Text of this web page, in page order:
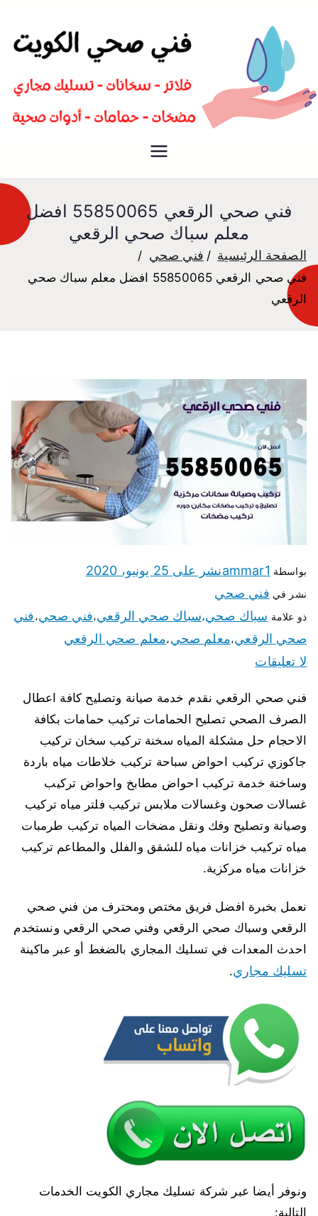
سباك صحي تسليك مجاري افضل
فني صحي الرقعي 55850065 افضل
معلم سباك صحي الرقعي
الصفحة الرئيسية فني صحي
فني صحي الرقعي 55850065 افضل معلم سباك صحي
الرقعي
بواسطة ammar1نشر على 25 يونيو، 2020
نشر في فني صحي
ذو علامة سباك صحي،سباك صحي الرقعي،فني صحي،فني
صحي الرقعي،معلم صحي،معلم صحي الرقعي
لا تعليقات
فني صحي الرقعي نقدم خدمة صيانة وتصليح كافة اعطال
الصرف الصحي تصليح الحمامات تركيب حمامات بكافة
الاحجام حل مشكلة المياه سخنة تركيب سخان تركيب
جاكوزي تركيب احواض سباحة تركيب خلاطات مياه باردة
وساخنة خدمة تركيب احواض مطابخ واحواض تركيب
غسالات صحون وغسالات ملابس تركيب فلتر مياه تركيب
وصيانة وتصليح وفك ونقل مضخات المياه تركيب طرمبات
مياه تركيب خزانات مياه للشقق والفلل والمطاعم تركيب
خزانات مياه مركزية.
نعمل بخبرة افضل فريق مختص ومحترف من فني صحي
الرقعي وسباك صحي الرقعي وفني صحي الرقعي ونستخدم
احدث المعدات في تسليك المجاري بالضغط أو عبر ماكينة
تسليك مجاري.
ونوفر أيضا عبر شركة تسليك مجاري الكويت الخدمات
التالية: